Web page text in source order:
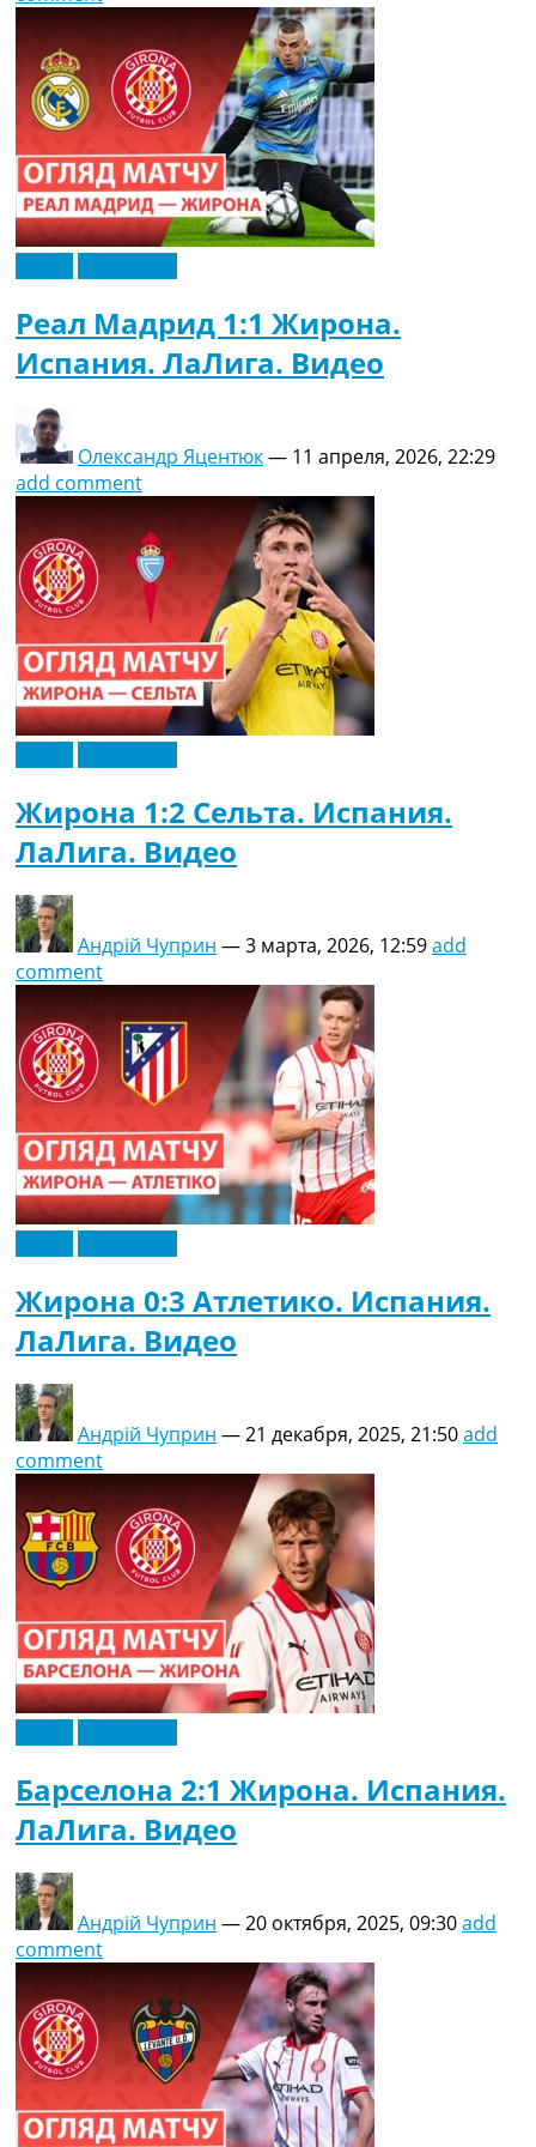
Реал Мадрид 1:1 Жирона.
Испания. ЛаЛига. Видео
Олександр Яцентюк— 11 апреля, 2026, 22:29
add comment
Жирона 1:2 Сельта. Испания.
ЛаЛига. Видео
Андрій Чуприн —3 марта, 2026, 12:59add
comment
Жирона 0:3 Атлетико. Испания.
ЛаЛига. Видео
Андрій Чуприн —21 декабря, 2025, 21:50add
comment
Барселона 2:1 Жирона. Испания.
ЛаЛига. Видео
Андрій Чуприн —20 октября, 2025, 09:30add
comment